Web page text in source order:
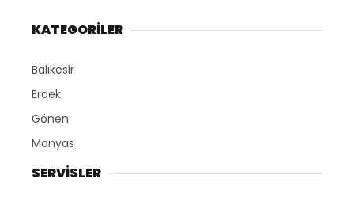
KATEGORİLER
Balıkesir
Erdek
Gönen
Manyas
SERVİSLER